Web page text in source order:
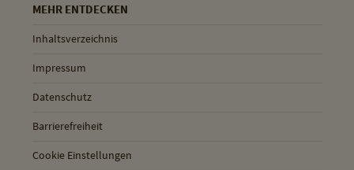
MEHR ENTDECKEN
Inhaltsverzeichnis
Impressum
Datenschutz
Barrierefreiheit
Cookie Einstellungen